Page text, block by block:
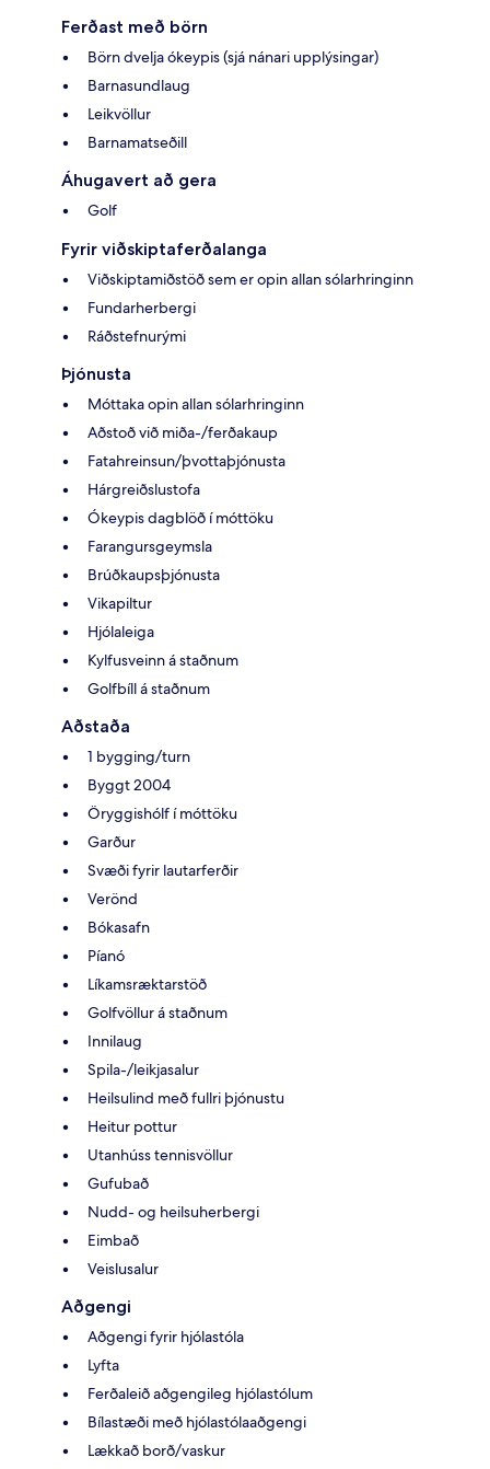
Ferðast með börn
Börn dvelja ókeypis (sjá nánari upplýsingar)
Barnasundlaug
Leikvöllur
Barnamatseðill
Áhugavert að gera
Golf
Fyrir viðskiptaferðalanga
Viðskiptamiðstöð sem er opin allan sólarhringinn
Fundarherbergi
Ráðstefnurými
Þjónusta
Móttaka opin allan sólarhringinn
Aðstoð við miða-/ferðakaup
Fatahreinsun/þvottaþjónusta
Hárgreiðslustofa
Ókeypis dagblöð í móttöku
Farangursgeymsla
Brúðkaupsþjónusta
Vikapiltur
Hjólaleiga
Kylfusveinn á staðnum
Golfbíll á staðnum
Aðstaða
1 bygging/turn
Byggt 2004
Öryggishólf í móttöku
Garður
Svæði fyrir lautarferðir
Verönd
Bókasafn
Píanó
Líkamsræktarstöð
Golfvöllur á staðnum
Innilaug
Spila-/leikjasalur
Heilsulind með fullri þjónustu
Heitur pottur
Utanhúss tennisvöllur
Gufubað
Nudd- og heilsuherbergi
Eimbað
Veislusalur
Aðgengi
Aðgengi fyrir hjólastóla
Lyfta
Ferðaleið aðgengileg hjólastólum
Bílastæði með hjólastólaaðgengi
Lækkað borð/vaskur